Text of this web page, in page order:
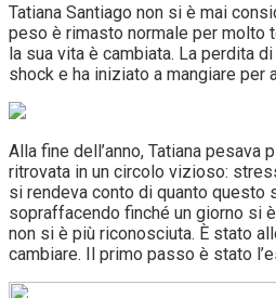
Tatiana Santiago non si è mai
peso è rimasto normale per molto
la sua vita è cambiata. La perdita
shock e ha iniziato a mangiare per
Alla fine dell’anno, Tatiana pesava
ritrovata in un circolo vizioso:
si rendeva conto di quanto
sopraffacendo finché un giorno si
non si è più riconosciuta. È stato
cambiare. Il primo passo è stato